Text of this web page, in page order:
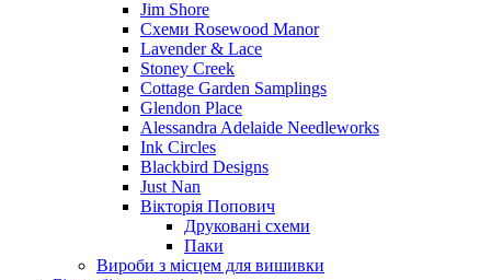
Jim Shore
Cхеми Rosewood Manor
Lavender & Lace
Stoney Creek
Cottage Garden Samplings
Glendon Place
Alessandra Adelaide Needleworks
Ink Circles
Blackbird Designs
Just Nan
Вікторія Попович
Друковані схеми
Паки
Вироби з місцем для вишивки